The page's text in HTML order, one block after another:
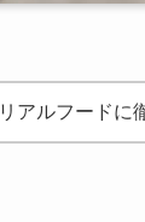
リアルフードに